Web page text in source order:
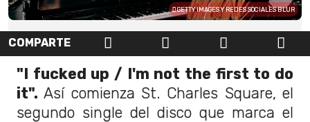
GETTY IMAGES Y REDES SOCIALES BLUR
COMPARTE
"I fucked up / I'm not the first to do
it". Así comienza St. Charles Square, el
segundo single del disco que marca el